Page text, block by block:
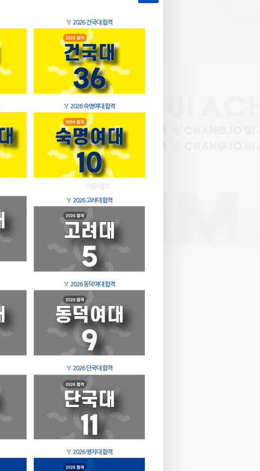
🏅 2026 건국대 합격
🏅 2026 숙명여대 합격
🏅 2026 고려대 합격
🏅 2026 동덕여대 합격
🏅 2026 단국대 합격
🏅 2026 명지대 합격